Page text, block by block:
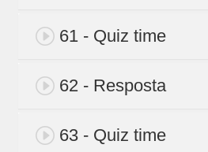
61 - Quiz time
62 - Resposta
63 - Quiz time